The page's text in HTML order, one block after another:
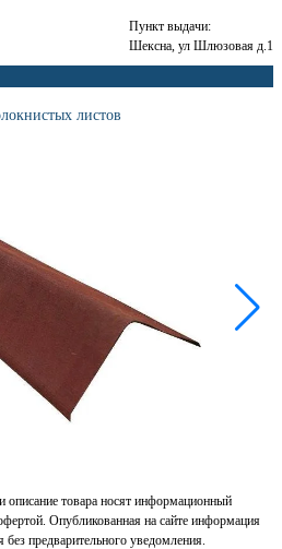
Пункт выдачи:
Шексна, ул Шлюзовая д.1
листов
описание товара носят информационный
Опубликованная на сайте информация
предварительного уведомления.